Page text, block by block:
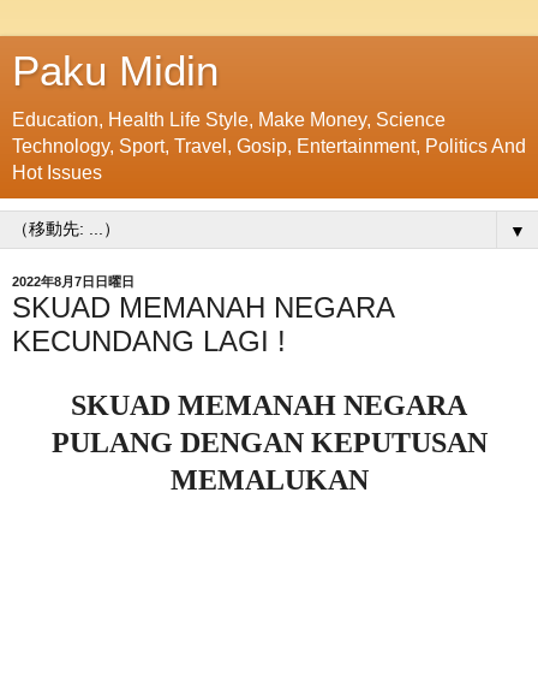
Paku Midin
Education, Health Life Style, Make Money, Science
Technology, Sport, Travel, Gosip, Entertainment, Politics And
Hot Issues
▼
2022年8月7日日曜日
SKUAD MEMANAH NEGARA
KECUNDANG LAGI !
SKUAD MEMANAH NEGARA
PULANG DENGAN KEPUTUSAN
MEMALUKAN